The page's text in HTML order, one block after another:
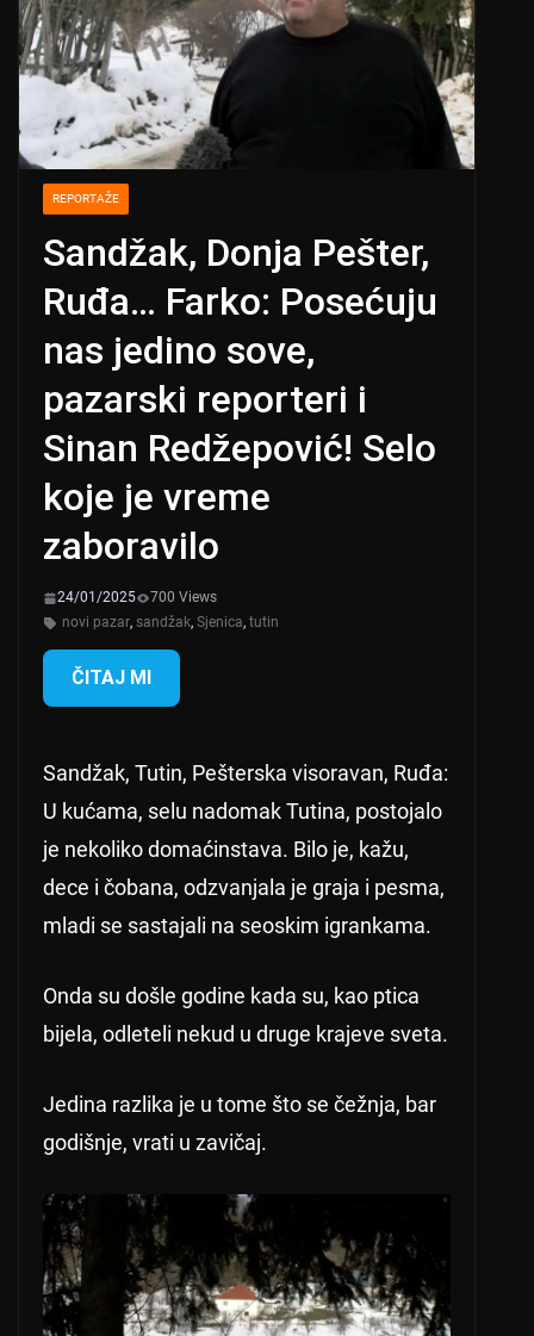
REPORTAŽE
Sandžak, Donja Pešter,
Ruđa… Farko: Posećuju
nas jedino sove,
pazarski reporteri i
Sinan Redžepović! Selo
koje je vreme
zaboravilo
24/01/2025
700 Views
novi pazar, sandžak, Sjenica, tutin
ČITAJ MI
Sandžak, Tutin, Pešterska visoravan, Ruđa:
U kućama, selu nadomak Tutina, postojalo
je nekoliko domaćinstava. Bilo je, kažu,
dece i čobana, odzvanjala je graja i pesma,
mladi se sastajali na seoskim igrankama.
Onda su došle godine kada su, kao ptica
bijela, odleteli nekud u druge krajeve sveta.
Jedina razlika je u tome što se čežnja, bar
godišnje, vrati u zavičaj.